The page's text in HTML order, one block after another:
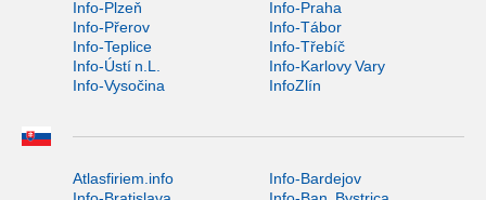
Info-Plzeň
Info-Praha
Info-Přerov
Info-Tábor
Info-Teplice
Info-Třebíč
Info-Ústí n.L.
Info-Karlovy Vary
Info-Vysočina
InfoZlín
Atlasfiriem.info
Info-Bardejov